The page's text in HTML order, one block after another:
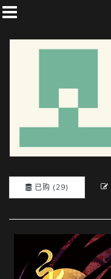
社
FL ATE
已购 (29)